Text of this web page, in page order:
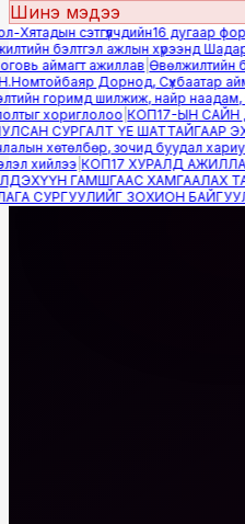
Шинэ мэдээ
сэтгүүлчдийн16 дугаар
бэлтгэл ажлын хүрээнд
аймагт ажиллав|Өвөлжилтийн
Дорнод, Сүхбаатар
горимд шилжиж, найр наадам,
хориглолоо|КОП17-ЫН САЙН
СУРГАЛТ ҮЕ ШАТТАЙГААР
хөтөлбөр, зочид буудал
хийлээ|КОП17 ХУРАЛД
ГАМШГААС ХАМГААЛАХ
СУРГУУЛИЙГ ЗОХИОН